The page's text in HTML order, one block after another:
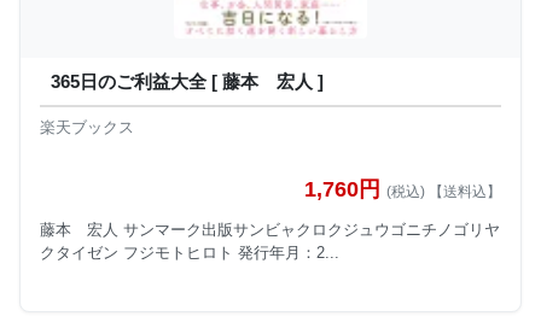
365日のご利益大全 [ 藤本 宏人 ]
楽天ブックス
1,760円 (税込) 【送料込】
藤本 宏人 サンマーク出版サンビャクロクジュウゴニチノゴリヤ
クタイゼン フジモトヒロト 発行年月：2...